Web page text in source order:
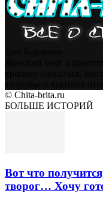
© Chita-brita.ru
БОЛЬШЕ ИСТОРИЙ
Вот что
творог… Хочу